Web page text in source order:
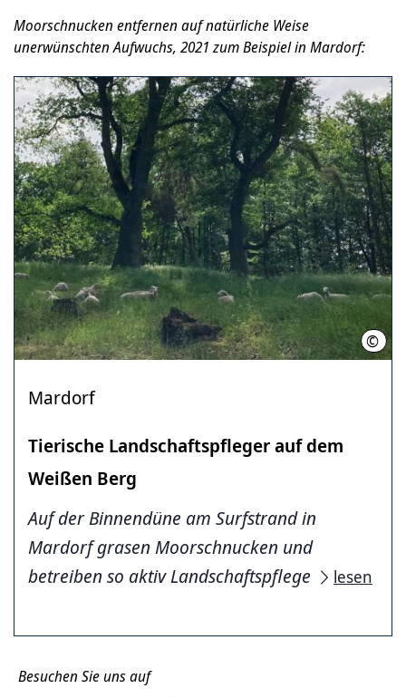
Moorschnucken entfernen auf natürliche Weise
unerwünschten Aufwuchs, 2021 zum Beispiel in Mardorf:
©
Mardorf
Tierische Landschaftspfleger auf dem
Weißen Berg
Auf der Binnendüne am Surfstrand in
Mardorf grasen Moorschnucken und
betreiben so aktiv Landschaftspflege
lesen
Besuchen Sie uns auf